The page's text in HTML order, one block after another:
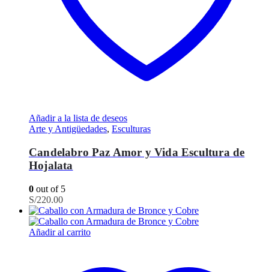
Añadir a la lista de deseos
Arte y Antigüedades, Esculturas
Candelabro Paz Amor y Vida Escultura de
Hojalata
0 out of 5
S/220.00
Añadir al carrito